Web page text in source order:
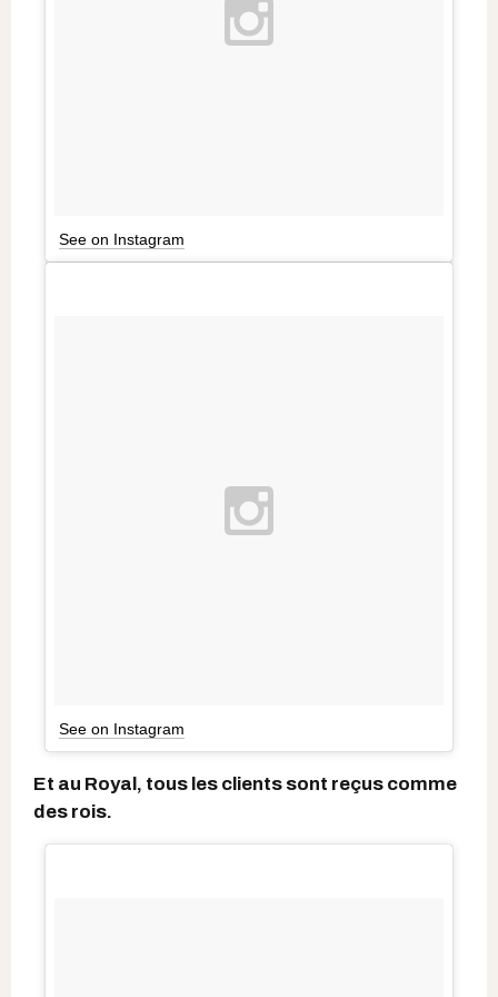
See on Instagram
See on Instagram
Et au Royal, tous les clients sont reçus comme
des rois.